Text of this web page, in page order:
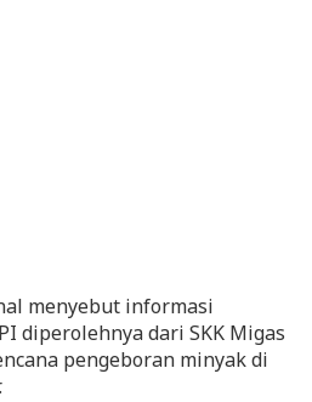
menyebut informasi
diperolehnya dari SKK Migas
pengeboran minyak di